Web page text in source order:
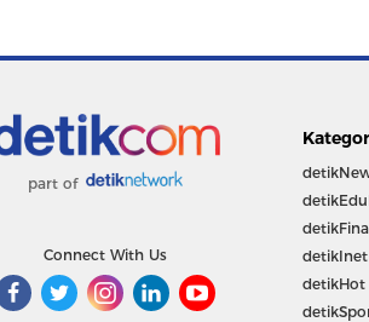
part of
Connect With Us
detikInet
detikHot